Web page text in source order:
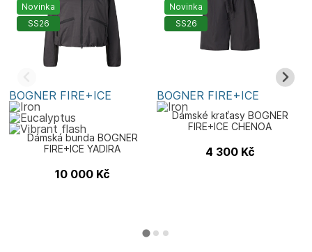
Novinka
SS26
BOGNER FIRE+ICE
Dámská bunda BOGNER
FIRE+ICE YADIRA
10 000 Kč
Novinka
SS26
BOGNER FIRE+ICE
Dámské kraťasy BOGNER
FIRE+ICE CHENOA
4 300 Kč